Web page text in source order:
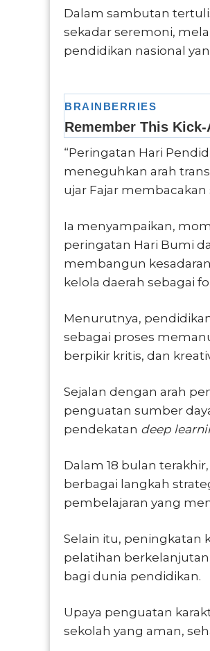
Dalam sambutan
sekadar seremoni,
pendidikan nasional
“Peringatan Hari
meneguhkan arah
ujar Fajar
Ia menyampaikan,
peringatan Hari Bumi
membangun
kelola daerah sebagai
Menurutnya,
sebagai proses
berpikir kritis, dan
Sejalan dengan arah
penguatan sumber
pendekatan deep
Dalam 18 bulan
berbagai langkah
pembelajaran yang
Selain itu, peningkatan
pelatihan
bagi dunia pendidikan.
Upaya penguatan
sekolah yang aman,